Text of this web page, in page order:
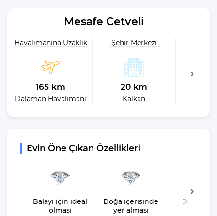
Mesafe Cetveli
Havalimanına Uzaklık
165 km
Dalaman Havalimanı
Şehir Merkezi
20 km
Kalkan
Evin Öne Çıkan Özellikleri
Balayı için ideal
olması
Doğa içerisinde
yer alması